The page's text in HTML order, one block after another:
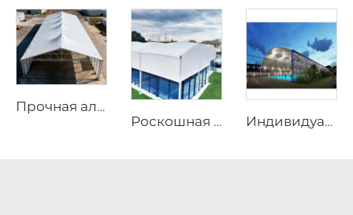
Прочная алюминиевая складская конструкция | Бескаркасный промышленный складской шатёр для логистики и производства
Роскошная панорамная алюминиевая крыша для площадки для падела | Индивидуальный модульный наружный спортивный навес для проектов премиальных теннисных клубов
Индивидуальный модульный затеняющий навес для площадки для падела | Интегрированная алюминиевая конструкция крыши с защитным остеклением для открытых теннисных объектов